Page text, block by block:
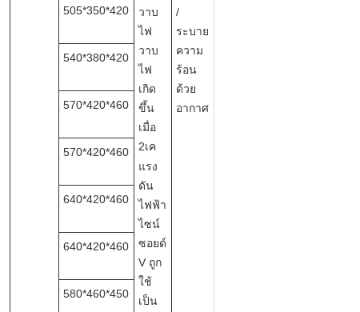
วาบ
ไฟ
วาบ
ไฟ
เกิด
ขึ้น
เมื่อ
2เค
แรง
ดัน
ไฟฟ้า
ไซน์
ซอยด์
V ถูก
ใช้
เป็น
/
ระบาย
ความ
ร้อน
ด้วย
อากาศ
505*350*420
540*380*420
570*420*460
570*420*460
640*420*460
640*420*460
580*460*450